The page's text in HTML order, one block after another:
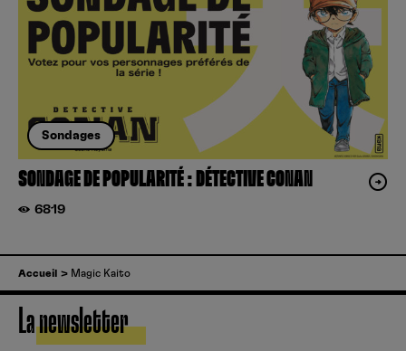
Sondages
SONDAGE DE POPULARITÉ : DÉTECTIVE CONAN
6819
Accueil Magic Kaito
La newsletter